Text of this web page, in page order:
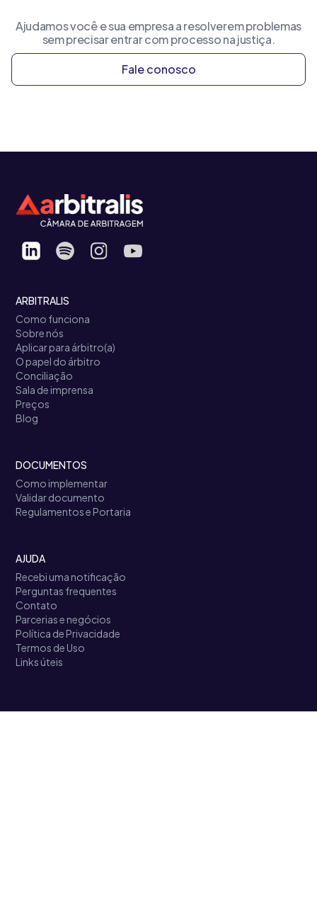
Ajudamos você e sua empresa a resolverem problemas
sem precisar entrar com processo na justiça.
Fale conosco
ARBITRALIS
Como funciona
Sobre nós
Aplicar para árbitro(a)
O papel do árbitro
Conciliação
Sala de imprensa
Preços
Blog
DOCUMENTOS
Como implementar
Validar documento
Regulamentos e Portaria
AJUDA
Recebi uma notificação
Perguntas frequentes
Contato
Parcerias e negócios
Política de Privacidade
Termos de Uso
Links úteis